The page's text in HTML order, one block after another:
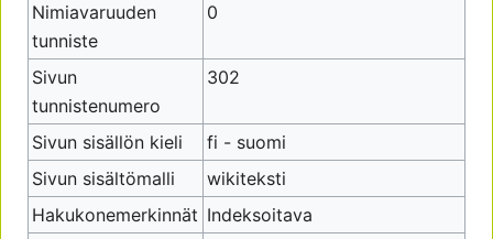
Nimiavaruuden
tunniste
0
Sivun
tunnistenumero
302
Sivun sisällön kieli
fi - suomi
Sivun sisältömalli
wikiteksti
Hakukonemerkinnät Indeksoitava